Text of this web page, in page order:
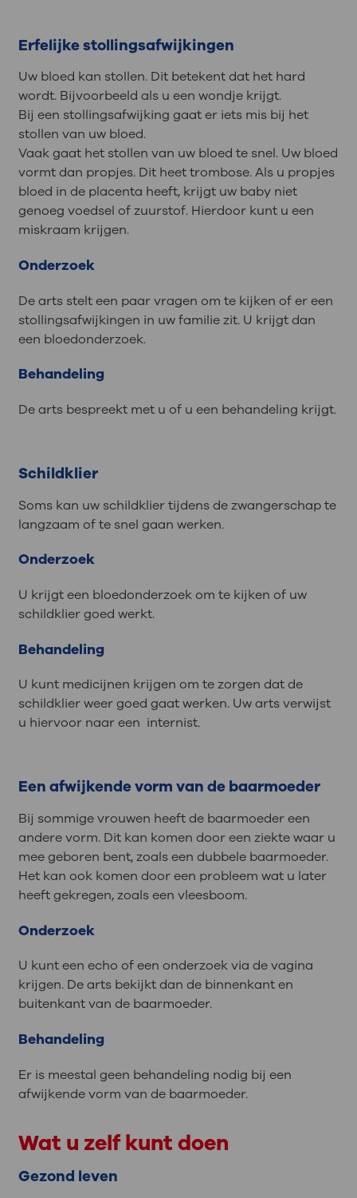
Erfelijke stollingsafwijkingen
Uw bloed kan stollen. Dit betekent dat het hard
wordt. Bijvoorbeeld als u een wondje krijgt.
Bij een stollingsafwijking gaat er iets mis bij het
stollen van uw bloed.
Vaak gaat het stollen van uw bloed te snel. Uw bloed
vormt dan propjes. Dit heet trombose. Als u propjes
bloed in de placenta heeft, krijgt uw baby niet
genoeg voedsel of zuurstof. Hierdoor kunt u een
miskraam krijgen.
Onderzoek
De arts stelt een paar vragen om te kijken of er een
stollingsafwijkingen in uw familie zit. U krijgt dan
een bloedonderzoek.
Behandeling
De arts bespreekt met u of u een behandeling krijgt.
Schildklier
Soms kan uw schildklier tijdens de zwangerschap te
langzaam of te snel gaan werken.
Onderzoek
U krijgt een bloedonderzoek om te kijken of uw
schildklier goed werkt.
Behandeling
U kunt medicijnen krijgen om te zorgen dat de
schildklier weer goed gaat werken. Uw arts verwijst
u hiervoor naar een internist.
Een afwijkende vorm van de baarmoeder
Bij sommige vrouwen heeft de baarmoeder een
andere vorm. Dit kan komen door een ziekte waar u
mee geboren bent, zoals een dubbele baarmoeder.
Het kan ook komen door een probleem wat u later
heeft gekregen, zoals een vleesboom.
Onderzoek
U kunt een echo of een onderzoek via de vagina
krijgen. De arts bekijkt dan de binnenkant en
buitenkant van de baarmoeder.
Behandeling
Er is meestal geen behandeling nodig bij een
afwijkende vorm van de baarmoeder.
Wat u zelf kunt doen
Gezond leven